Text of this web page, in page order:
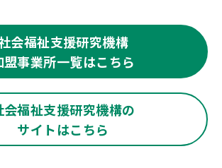
会福祉支援研究機構
盟事業所一覧はこちら
会福祉支援研究機構の
サイトはこちら